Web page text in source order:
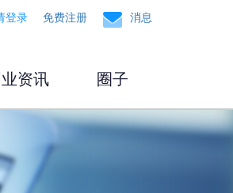
登录 免费注册 消息
资讯 圈子